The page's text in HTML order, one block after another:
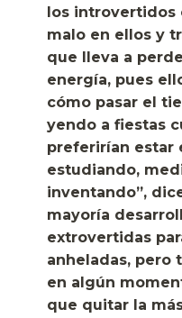
los introvertidos
malo en ellos y
que lleva a
energía, pues
cómo pasar el
yendo a fiestas
preferirían estar
estudiando,
inventando”,
mayoría
extrovertidas
anheladas, pero
en algún
que quitar la